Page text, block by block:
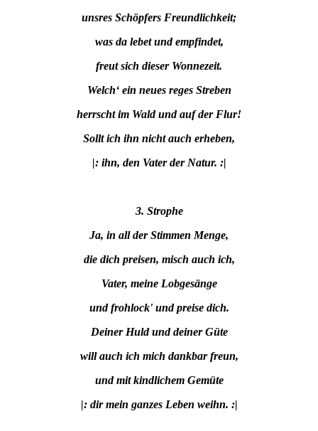
unsres Schöpfers Freundlichkeit;
was da lebet und empfindet,
freut sich dieser Wonnezeit.
Welch‘ ein neues reges Streben
herrscht im Wald und auf der Flur!
Sollt ich ihn nicht auch erheben,
|: ihn, den Vater der Natur. :|
3. Strophe
Ja, in all der Stimmen Menge,
die dich preisen, misch auch ich,
Vater, meine Lobgesänge
und frohlock' und preise dich.
Deiner Huld und deiner Güte
will auch ich mich dankbar freun,
und mit kindlichem Gemüte
|: dir mein ganzes Leben weihn. :|